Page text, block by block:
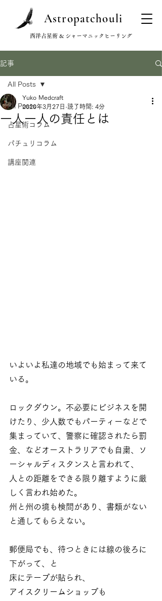
Astropatchouli
西洋占星術 & シャーマニックヒーリング
記事
All Posts
占星術コラム
パチュリコラム
講座関連
All Posts
一人一人の責任とは
Yuko Medcraft
2020年3月27日 読了時間: 4分
いよいよ私達の地域でも始まって来て
いる。
ロックダウン。不必要にビジネスを開
けたり、少人数でもパーティーなどで
集まっていて、警察に確認されたら罰
金、などオーストラリアでも自粛、ソ
ーシャルディスタンスと言われて、
人との距離をできる限り離すように厳
しく言われ始めた。
州と州の境も検問があり、書類がない
と通してもらえない。
郵便局でも、待つときには線の後ろに
下がって、と
床にテープが貼られ、
アイスクリームショップも